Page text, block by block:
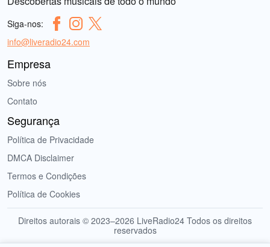
Siga-nos:
info@liveradio24.com
Empresa
Sobre nós
Contato
Segurança
Política de Privacidade
DMCA Disclaimer
Termos e Condições
Política de Cookies
Direitos autorais © 2023–2026 LiveRadio24 Todos os direitos
reservados